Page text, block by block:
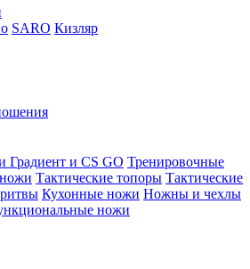
SARO Кизляр
Градиент и CS GO Тренировочные
Тактические топоры Тактические
Кухонные ножи Ножны и чехлы
ножи